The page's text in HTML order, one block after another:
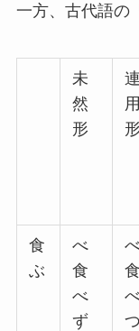
一方、古代語の
未
然
形
連
用
形
食
ぶ
べ
食
べ
ず
食
つ